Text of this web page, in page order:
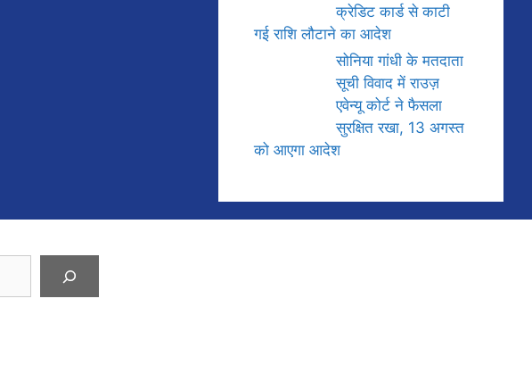
क्रेडिट कार्ड से काटी
गई राशि लौटाने का आदेश
सोनिया गांधी के मतदाता
सूची विवाद में राउज़
एवेन्यू कोर्ट ने फैसला
सुरक्षित रखा, 13 अगस्त
को आएगा आदेश